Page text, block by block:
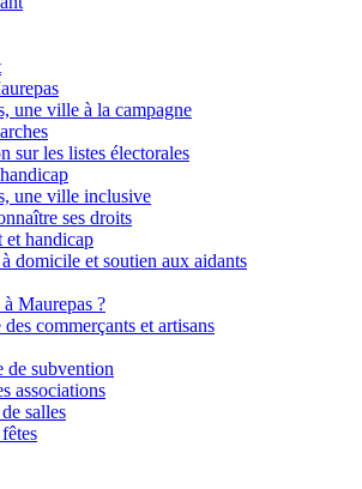
une ville à la campagne
sur les listes électorales
une ville inclusive
ses droits
et handicap
domicile et soutien aux aidants
Maurepas ?
commerçants et artisans
de subvention
associations
salles